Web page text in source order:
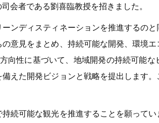
会者である劉喜臨教授を招きました。
ンディスティネーションを推進するの
意見をまとめ、持続可能な開発、環境
向性に基づいて、地域開発の持続可能
えた開発ビジョンと戦略を提出します
続可能な観光を推進することを願って